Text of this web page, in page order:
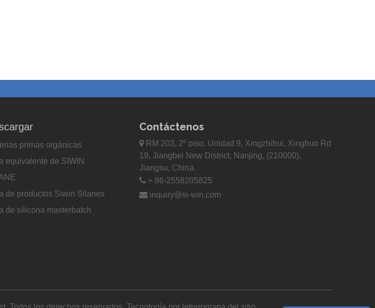
primas orgánicas
equivalente de SIWIN
de productos Siwin Silanes
de silicona masterbatch
Contáctenos
 RM 203, 2º piso, Unidad 9, Xingzhihui, Xinghuo Rd
19, Jiangbei New District, Nanjing, (210000),
Jiangsu, China.
 + 86-2558205825
 inquiry@si-win.com